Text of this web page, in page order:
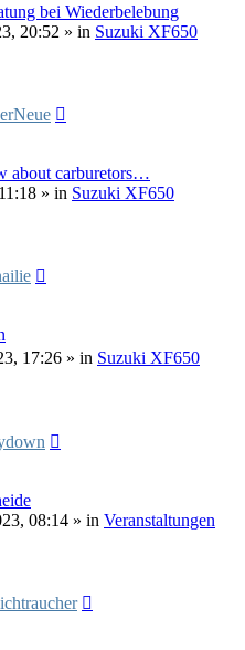
bei Wiederbelebung
20:52 » in Suzuki XF650
about carburetors…
» in Suzuki XF650
17:26 » in Suzuki XF650
08:14 » in Veranstaltungen